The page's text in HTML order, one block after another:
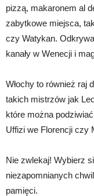
pizzą, makaronem al
zabytkowe miejsca,
czy Watykan.
kanały w Wenecji i
Włochy to również raj
takich mistrzów jak
które można
Uffizi we Florencji czy
Nie zwlekaj! Wybierz
niezapomnianych
pamięci.